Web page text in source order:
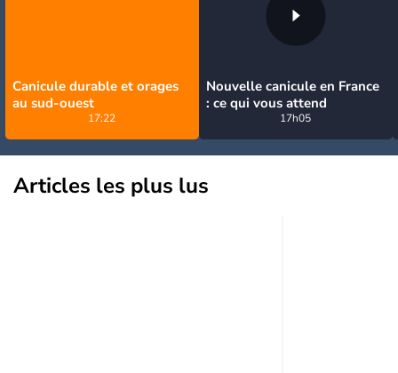
Canicule durable et orages
au sud-ouest
17:22
Nouvelle canicule en France
: ce qui vous attend
17h05
Articles les plus lus